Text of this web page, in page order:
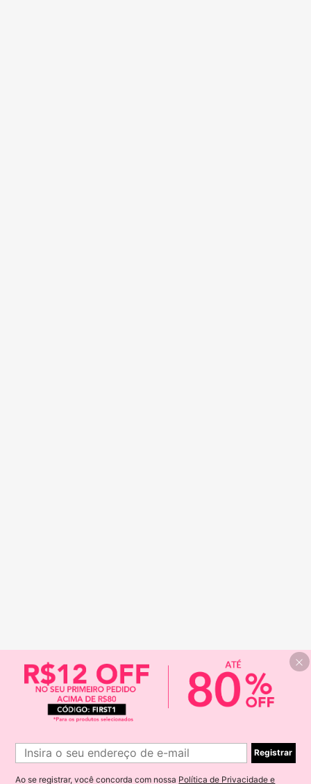
Registrar
Ao se registrar, você concorda com nossa Política de Privacidade e